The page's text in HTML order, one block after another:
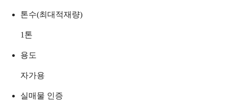
톤수(최대적재량)
1 톤
용도
자가용
실매물 인증